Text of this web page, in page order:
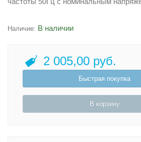
Наличие: В наличии
2 005,00 руб.
Быстрая покупка
В корзину